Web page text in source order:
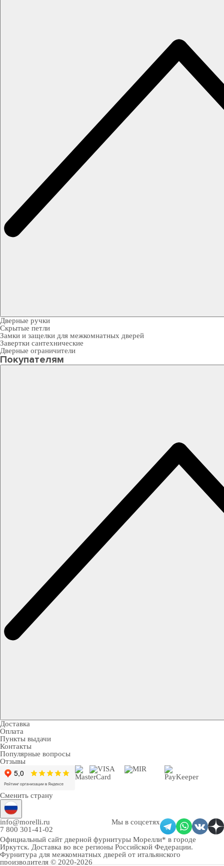
Дверные ручки
Скрытые петли
Замки и защелки для межкомнатных дверей
Завертки сантехнические
Дверные ограничители
Покупателям
Доставка
Оплата
Пункты выдачи
Контакты
Популярные вопросы
Отзывы
Сменить страну
info@morelli.ru
7 800 301-41-02
Мы в соцсетях
Официальный сайт дверной фурнитуры Морелли* в городе
Иркутск. Доставка во все регионы Российской Федерации.
Фурнитура для межкомнатных дверей от итальянского
производителя © 2020-2026